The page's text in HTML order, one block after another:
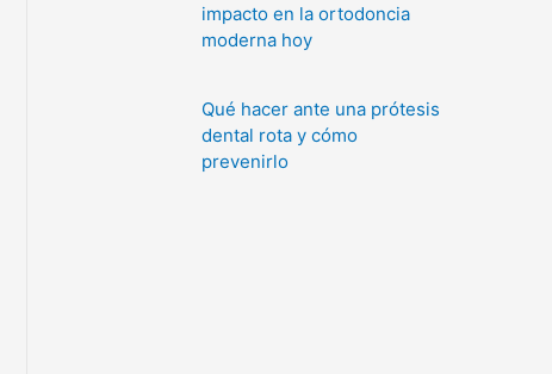
impacto en la ortodoncia
moderna hoy
Qué hacer ante una prótesis
dental rota y cómo
prevenirlo